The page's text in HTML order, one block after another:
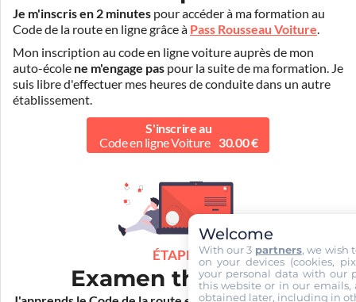
Je m'inscris en 2 minutes pour accéder à ma formation au
Code de la route en ligne grâce à Pass Rousseau Voiture.
Mon inscription au code en ligne voiture auprès de mon
auto-école ne m'engage pas pour la suite de ma formation. Je
suis libre d'effectuer mes heures de conduite dans un autre
établissement.
S'inscrire au
Code en ligne Voiture
30.00 €
ÉTAPE 2
Examen théorique
Welcome
With our 3 partners, we wish
on your devices (cookies,
your personal data with our
this website or in our emails,
obtained later, including in